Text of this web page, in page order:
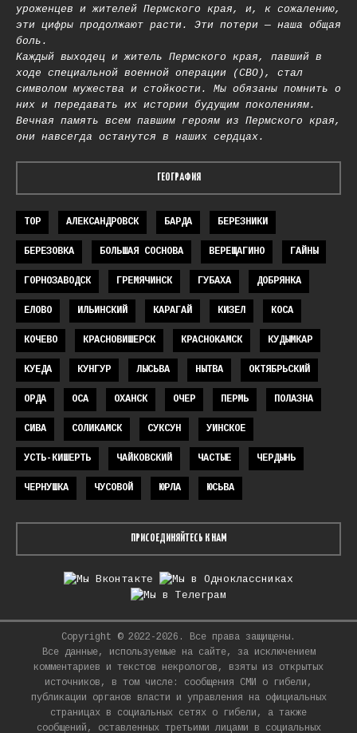
уроженцев и жителей Пермского края, и, к сожалению,
эти цифры продолжают расти. Эти потери — наша общая
боль.
Каждый выходец и житель Пермского края, павший в
ходе специальной военной операции (СВО), стал
символом мужества и стойкости. Мы обязаны помнить о
них и передавать их истории будущим поколениям.
Вечная память всем павшим героям из Пермского края,
они навсегда останутся в наших сердцах.
ГЕОГРАФИЯ
TOP АЛЕКСАНДРОВСК БАРДА БЕРЕЗНИКИ
БЕРЕЗОВКА БОЛЬШАЯ СОСНОВА ВЕРЕЩАГИНО ГАЙНЫ
ГОРНОЗАВОДСК ГРЕМЯЧИНСК ГУБАХА ДОБРЯНКА
ЕЛОВО ИЛЬИНСКИЙ КАРАГАЙ КИЗЕЛ КОСА
КОЧЕВО КРАСНОВИШЕРСК КРАСНОКАМСК КУДЫМКАР
КУЕДА КУНГУР ЛЫСЬВА НЫТВА ОКТЯБРЬСКИЙ
ОРДА ОСА ОХАНСК ОЧЕР ПЕРМЬ ПОЛАЗНА
СИВА СОЛИКАМСК СУКСУН УИНСКОЕ
УСТЬ-КИШЕРТЬ ЧАЙКОВСКИЙ ЧАСТЫЕ ЧЕРДЫНЬ
ЧЕРНУШКА ЧУСОВОЙ ЮРЛА ЮСЬВА
ПРИСОЕДИНЯЙТЕСЬ К НАМ
Copyright © 2022-2026. Все права защищены.
Все данные, используемые на сайте, за исключением
комментариев и текстов некрологов, взяты из открытых
источников, в том числе: сообщения СМИ о гибели,
публикации органов власти и управления на официальных
страницах в социальных сетях о гибели, а также
сообщений, оставленных третьими лицами в социальных